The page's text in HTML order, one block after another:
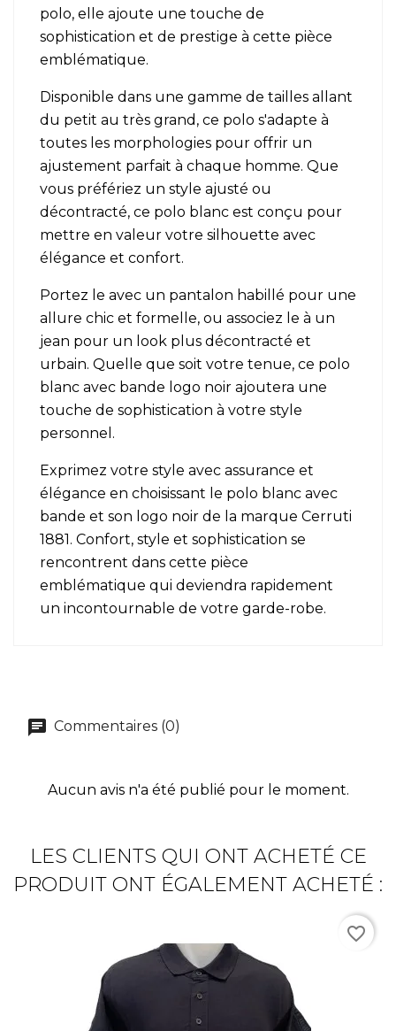
polo, elle ajoute une touche de
sophistication et de prestige à cette pièce
emblématique.
Disponible dans une gamme de tailles allant
du petit au très grand, ce polo s'adapte à
toutes les morphologies pour offrir un
ajustement parfait à chaque homme. Que
vous préfériez un style ajusté ou
décontracté, ce polo blanc est conçu pour
mettre en valeur votre silhouette avec
élégance et confort.
Portez le avec un pantalon habillé pour une
allure chic et formelle, ou associez le à un
jean pour un look plus décontracté et
urbain. Quelle que soit votre tenue, ce polo
blanc avec bande logo noir ajoutera une
touche de sophistication à votre style
personnel.
Exprimez votre style avec assurance et
élégance en choisissant le polo blanc avec
bande et son logo noir de la marque Cerruti
1881. Confort, style et sophistication se
rencontrent dans cette pièce
emblématique qui deviendra rapidement
un incontournable de votre garde-robe.
Commentaires (0)
Aucun avis n'a été publié pour le moment.
LES CLIENTS QUI ONT ACHETÉ CE
PRODUIT ONT ÉGALEMENT ACHETÉ :
favorite_border